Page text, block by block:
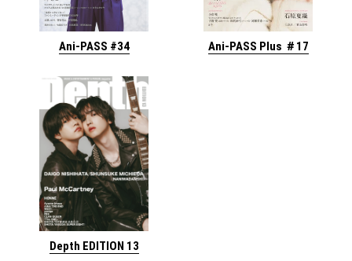
Ani-PASS #34 Ani-PASS Plus ＃17
Depth EDITION 13